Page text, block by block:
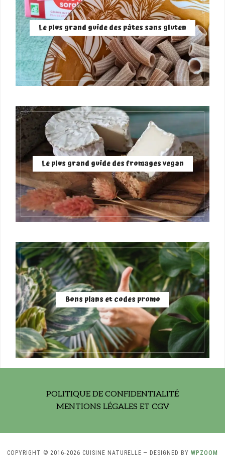
Le plus grand guide des pâtes sans gluten
Le plus grand guide des fromages vegan
Bons plans et codes promo
POLITIQUE DE CONFIDENTIALITÉ
MENTIONS LÉGALES ET CGV
COPYRIGHT © 2016-2026 CUISINE NATURELLE — DESIGNED BY WPZOOM